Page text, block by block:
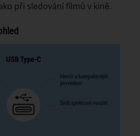
při sledování filmů v kině.